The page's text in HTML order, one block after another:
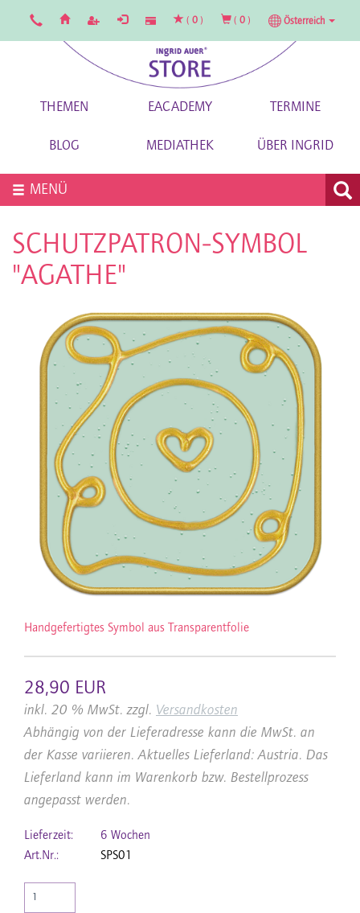
( 0 ) ( 0 ) Österreich
THEMEN EACADEMY TERMINE
BLOG MEDIATHEK ÜBER INGRID
MENÜ
SCHUTZPATRON-SYMBOL
"AGATHE"
Handgefertigtes Symbol aus Transparentfolie
28,90 EUR
inkl. 20 % MwSt. zzgl. Versandkosten
Abhängig von der Lieferadresse kann die MwSt. an
der Kasse variieren. Aktuelles Lieferland: Austria. Das
Lieferland kann im Warenkorb bzw. Bestellprozess
angepasst werden.
Lieferzeit:
6 Wochen
Art.Nr.:
SPS01